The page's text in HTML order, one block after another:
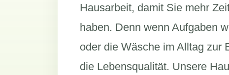
Hausarbeit, damit Sie mehr
haben. Denn wenn Aufgaben
oder die Wäsche im Alltag zur
die Lebensqualität. Unsere